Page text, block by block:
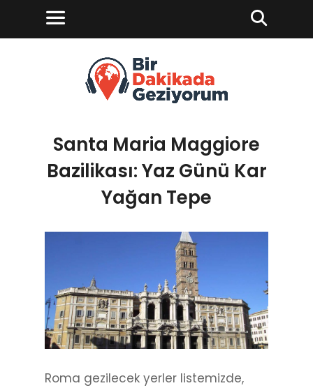
Santa Maria Maggiore
Bazilikası: Yaz Günü Kar
Yağan Tepe
Roma gezilecek yerler listemizde,